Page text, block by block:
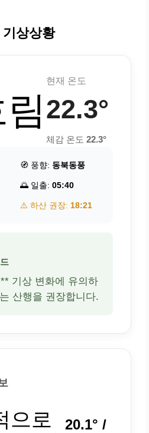
상상황
현재 온도
22.3°
체감 온도 22.3°
🧭 풍향: 동북동풍
🌅 일출: 05:40
⚠️ 하산 권장: 18:21
기상 변화에 유의하
산행을 권장합니다.
으로
20.1° /